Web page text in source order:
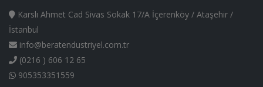
Karslı Ahmet Cad Sivas Sokak 17/A İçerenköy / Ataşehir /
İstanbul
info@beratendustriyel.com.tr
(0216 ) 606 12 65
905353351559